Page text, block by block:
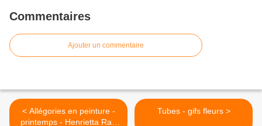
Commentaires
Ajouter un commentaire
< Allégories en peinture -
printemps - Henrietta Rae
Tubes - gifs fleurs >